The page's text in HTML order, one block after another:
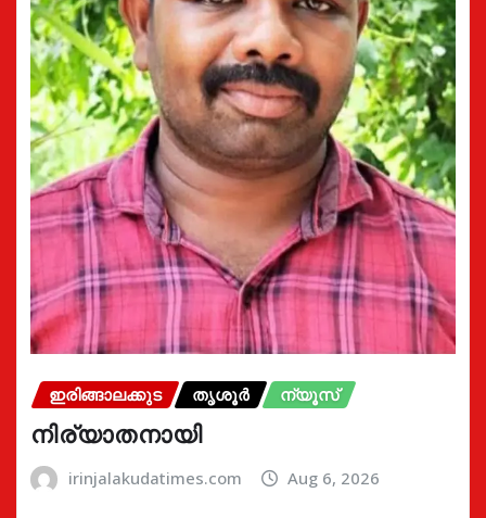
ഇരിങ്ങാലക്കുട തൃശൂർ ന്യൂസ്
നിര്യാതനായി
irinjalakudatimes.com Aug 6, 2026